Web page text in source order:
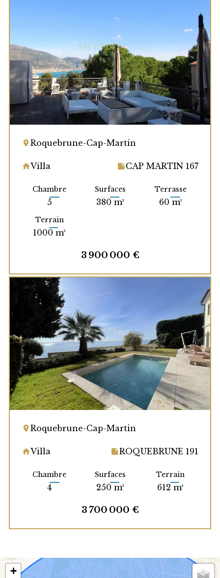
Roquebrune-Cap-Martin
Villa CAP MARTIN 167
Chambre
5
Surfaces
380 m²
Terrasse
60 m²
Terrain
1000 m²
3 900 000 €
Roquebrune-Cap-Martin
Villa ROQUEBRUNE 191
Chambre
4
Surfaces
250 m²
Terrain
612 m²
3 700 000 €
+